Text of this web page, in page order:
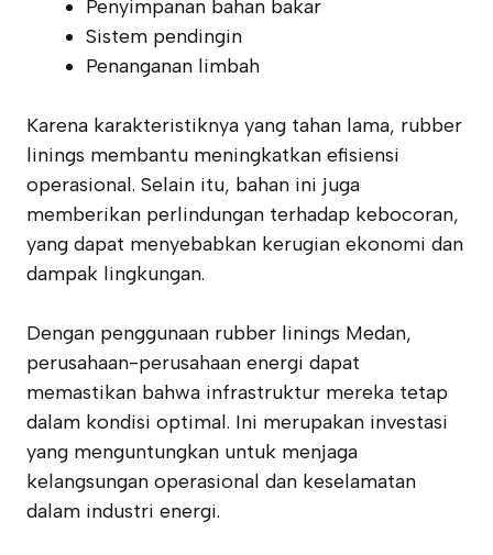
Penyimpanan bahan bakar
Sistem pendingin
Penanganan limbah
Karena karakteristiknya yang tahan lama, rubber
linings membantu meningkatkan efisiensi
operasional. Selain itu, bahan ini juga
memberikan perlindungan terhadap kebocoran,
yang dapat menyebabkan kerugian ekonomi dan
dampak lingkungan.
Dengan penggunaan rubber linings Medan,
perusahaan-perusahaan energi dapat
memastikan bahwa infrastruktur mereka tetap
dalam kondisi optimal. Ini merupakan investasi
yang menguntungkan untuk menjaga
kelangsungan operasional dan keselamatan
dalam industri energi.